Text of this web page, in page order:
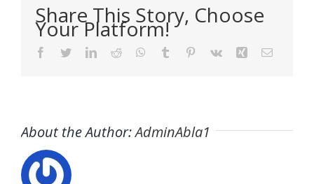
Share This Story, Choose
Your Platform!
Facebook
TwitterLinkedIn
Reddit WhatsApp
Tumblr Pinterest
Vk Xing Email
About the Author:AdminAbla1